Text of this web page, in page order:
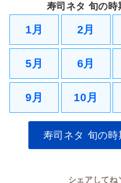
寿司ネタ 旬の時
1月 2月
5月 6月
9月 10月
寿司ネタ 旬の
シェアして